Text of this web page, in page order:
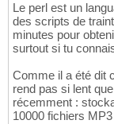
Le perl est un
des scripts de
minutes pour
surtout si tu
Comme il a été dit
rend pas si lent
récemment :
10000 fichiers